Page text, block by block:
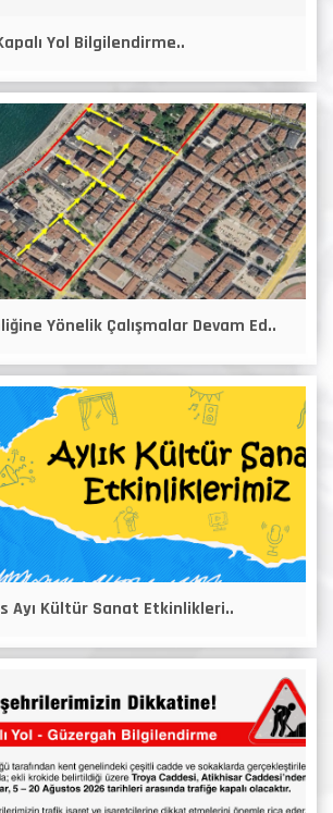
Yol Bilgilendirme..
Yönelik Çalışmalar Devam Ed..
Ayı Kültür Sanat Etkinlikleri..